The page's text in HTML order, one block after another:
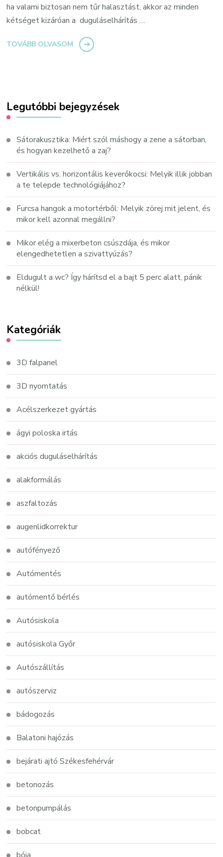
ha valami biztosan nem tűr halasztást, akkor az minden
kétséget kizáróan a duguláselhárítás …
TOVÁBB OLVASOM
Legutóbbi bejegyzések
Sátorakusztika: Miért szól máshogy a zene a sátorban,
és hogyan kezelhető a zaj?
Vertikális vs. horizontális keverőkocsi: Melyik illik jobban
a te telepde technológiájához?
Furcsa hangok a motortérből: Melyik zörej mit jelent, és
mikor kell azonnal megállni?
Mikor elég a mixerbeton csúszdája, és mikor
elengedhetetlen a szivattyúzás?
Eldugult a wc? Így hárítsd el a bajt 5 perc alatt, pánik
nélkül!
Kategóriák
3D falpanel
3D nyomtatás
Acélszerkezet gyártás
ágyi poloska irtás
akciós duguláselhárítás
alakformálás
aszfaltozás
augenlidkorrektur
autófényező
Autómentés
autómentő bérlés
Autósiskola
autósiskola Győr
Autószállítás
autószerviz
bádogozás
Balatoni hajózás
bejárati ajtó Székesfehérvár
betonozás
betonpumpálás
bobcat